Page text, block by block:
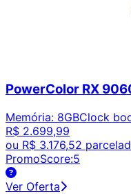
PowerColor RX
Memória: 8GBClock
R$ 2.699,99
ou R$ 3.176,52
PromoScore:5
Ver Oferta